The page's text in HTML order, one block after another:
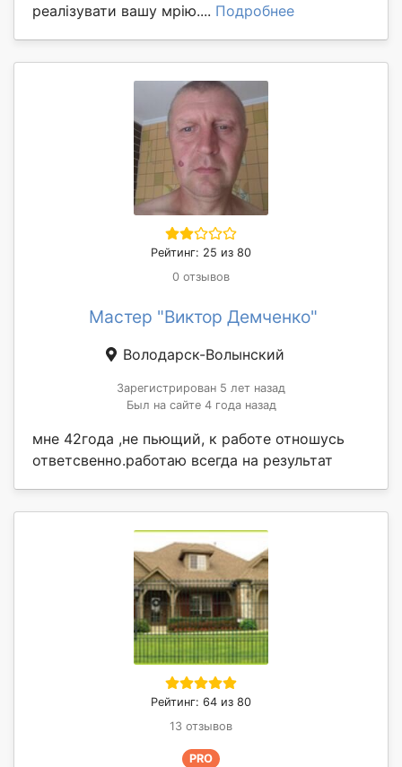
реалізувати вашу мрію.... Подробнее
Рейтинг: 25 из 80
0 отзывов
Мастер "Виктор Демченко"
Володарск-Волынский
Зарегистрирован 5 лет назад
Был на сайте 4 года назад
мне 42года ,не пьющий, к работе отношусь
ответсвенно.работаю всегда на результат
Рейтинг: 64 из 80
13 отзывов
PRO